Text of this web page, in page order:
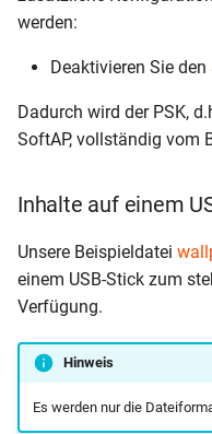
werden:
Deaktivieren Sie den
Dadurch wird der PSK,
SoftAP, vollständig vom
Inhalte auf einem
Unsere Beispieldatei
einem USB-Stick zum
Verfügung.
Hinweis
Es werden nur die